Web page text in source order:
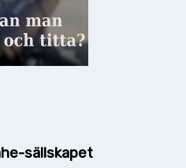
sällskapet